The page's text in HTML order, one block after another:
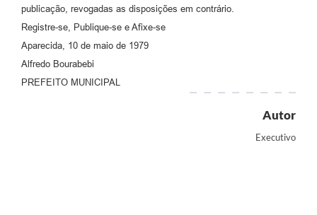
FAQ
publicação, revogadas as disposições em contrário.
Registre-se, Publique-se e Afixe-se
Aparecida, 10 de maio de 1979
Alfredo Bourabebi
PREFEITO MUNICIPAL
Autor
Executivo